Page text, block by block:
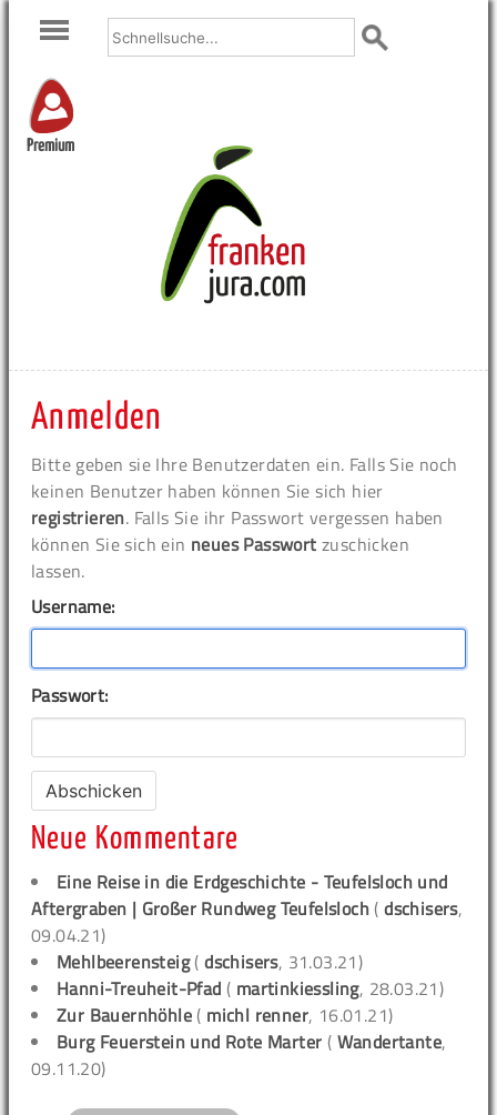
Premium
Anmelden
Bitte geben sie Ihre Benutzerdaten ein. Falls Sie noch
keinen Benutzer haben können Sie sich hier
registrieren. Falls Sie ihr Passwort vergessen haben
können Sie sich ein neues Passwort zuschicken
lassen.
Username:
Passwort:
Neue Kommentare
Eine Reise in die Erdgeschichte - Teufelsloch und
Aftergraben | Großer Rundweg Teufelsloch (dschisers,
09.04.21)
Mehlbeerensteig(dschisers, 31.03.21)
Hanni-Treuheit-Pfad ( martinkiessling, 28.03.21)
Zur Bauernhöhle ( michl renner, 16.01.21)
Burg Feuerstein und Rote Marter ( Wandertante,
09.11.20)